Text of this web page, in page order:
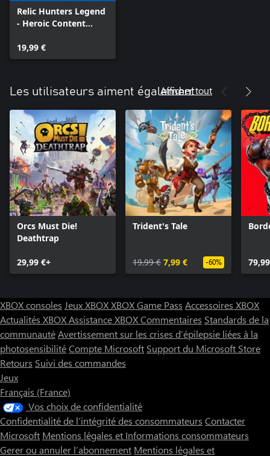
Relic Hunters Legend
- Heroic Content
19,99 €
Les utilisateurs aiment également
Afficher tout
Orcs Must Die!
Deathtrap
29,99 €+
Trident's Tale
19,99 € 7,99 € -60%
XBOX consoles Jeux XBOXXBOX Game Pass Accessoires XBOX
Actualités XBOXAssistance XBOXCommentaires Standards de la
communautéAvertissement sur les crises d’épilepsie liées à la
photosensibilitéCompte Microsoft Support du Microsoft Store
Retours Suivi des commandes
Jeux
Français (France)
Vos choix de confidentialité
Confidentialité de l’intégrité des consommateurs Contacter
Microsoft Mentions légales et Informations consommateurs
Gerer ou annuler l’abonnement Mentions légales et